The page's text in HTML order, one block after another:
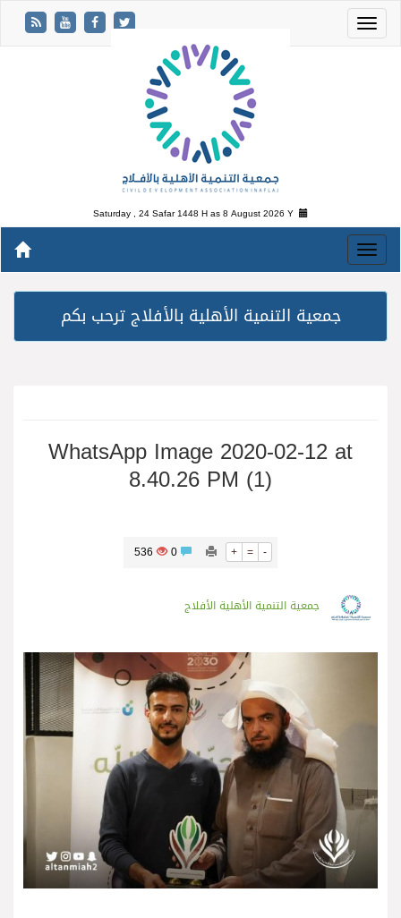
Saturday , 24 Safar 1448 H as8 August 2026 Y
جمعية التنمية الأهلية بالأفلاج ترحب بكم
WhatsApp Image 2020-02-12 at
8.40.26 PM (1)
+ = -
536
جمعية التنمية الأهلية الأفلاج